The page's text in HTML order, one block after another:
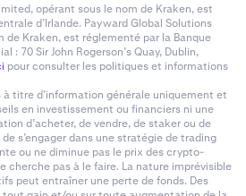
opérant sous le nom de Kraken, est
d’Irlande. Payward Global Solutions
de Kraken, est réglementé par la Banque
: 70 Sir John Rogerson’s Quay, Dublin,
pour consulter les politiques et informations
titre d’information générale uniquement et
en investissement ou financiers ni une
d’acheter, de vendre, de staker ou de
s’engager dans une stratégie de trading
ou ne diminue pas le prix des crypto-
cherche pas à le faire. La nature imprévisible
peut entraîner une perte de fonds. Des